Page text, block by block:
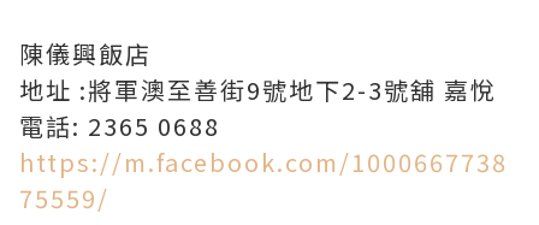
陳儀興飯店
地址 :將軍澳至善街9號地下2-3號舖 嘉悅
https://m.facebook.com/1000667738
75559/